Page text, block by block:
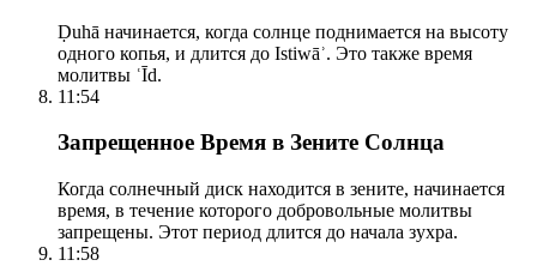
Ḍuhā начинается, когда солнце поднимается на высоту
одного копья, и длится до Istiwāʾ. Это также время
молитвы ʿĪd.
11:54
Запрещенное Время в Зените Солнца
Когда солнечный диск находится в зените, начинается
время, в течение которого добровольные молитвы
запрещены. Этот период длится до начала зухра.
11:58